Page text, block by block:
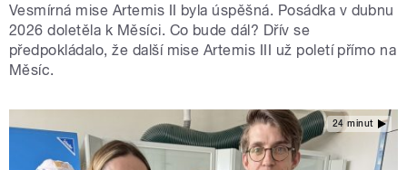
Vesmírná mise Artemis II byla úspěšná. Posádka v dubnu
2026 doletěla k Měsíci. Co bude dál? Dřív se
předpokládalo, že další mise Artemis III už poletí přímo na
Měsíc.
24 minut